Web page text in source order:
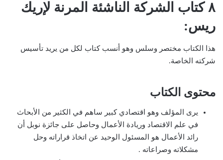
٨ كتاب الشركة الناشئة المرنة لإريك
ريس:
هذا الكتاب مختصر وسلس وهو أنسب كتاب لكل من يريد تأسيس
شركته الخاصة.
محتوى الكتاب
يرى المؤلف وهو اقتصادي كبير ساهم في الكثير من الأبحاث
في علم الاقتصاد وريادة الأعمال وحاصل على جائزة نوبل أن
رائد الأعمال هو المسئول الوحيد عن اتخاذ قراراته وحل
مشكلاته وصراعاته .